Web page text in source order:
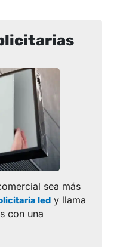
sea más
ledy llama
con una